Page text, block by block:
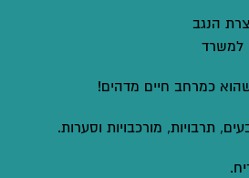
הנגב
למשרד
כמרחב חיים מדהים!
תרבויות, מורכבויות וסערות.